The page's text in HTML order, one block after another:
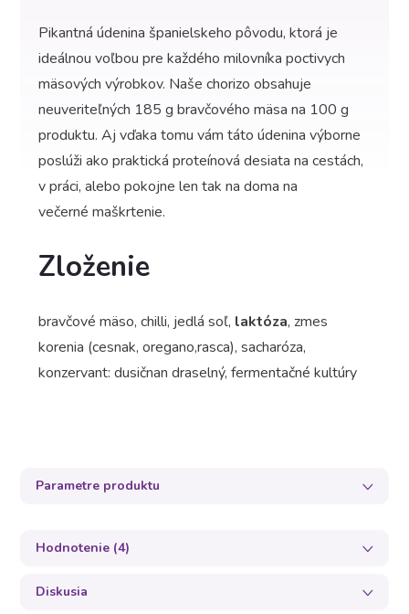
Pikantná údenina španielskeho pôvodu, ktorá je
ideálnou voľbou pre každého milovníka poctivych
mäsových výrobkov. Naše chorizo obsahuje
neuveriteľných 185 g bravčového mäsa na 100 g
produktu. Aj vďaka tomu vám táto údenina výborne
poslúži ako praktická proteínová desiata na cestách,
v práci, alebo pokojne len tak na doma na
večerné maškrtenie.
Zloženie
bravčové mäso, chilli, jedlá soľ, laktóza, zmes
korenia (cesnak, oregano,rasca), sacharóza,
konzervant: dusičnan draselný, fermentačné kultúry
Parametre produktu
Hodnotenie (4)
Diskusia